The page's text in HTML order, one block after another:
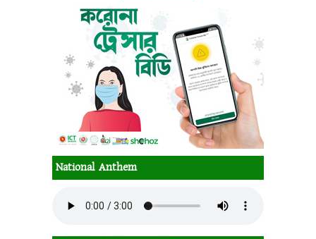
National Anthem